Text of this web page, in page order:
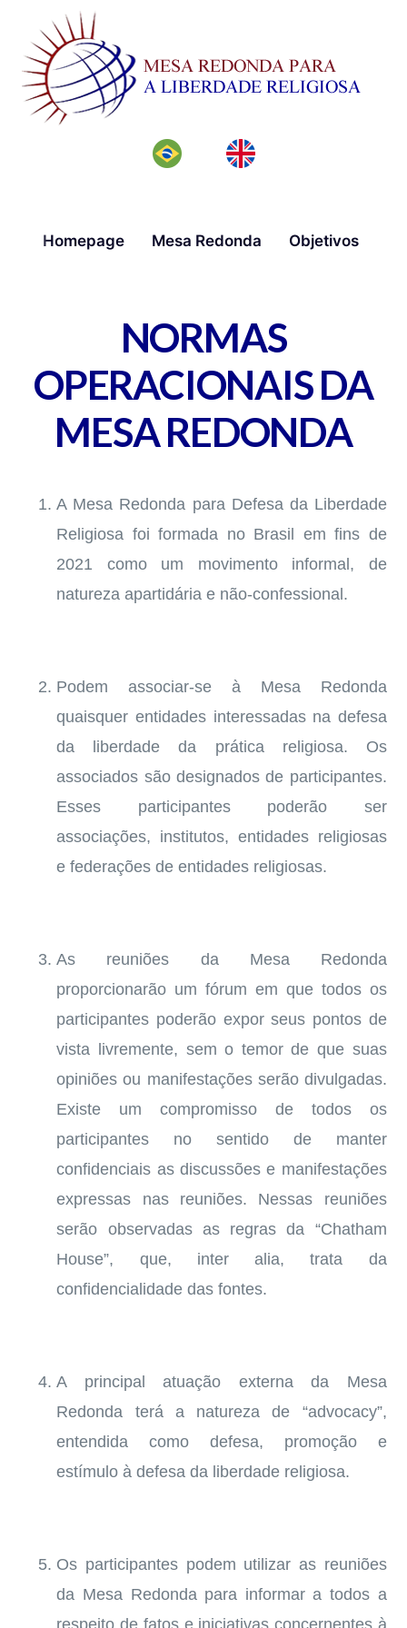
Homepage Mesa Redonda Objetivos
NORMAS
OPERACIONAIS DA
MESA REDONDA
A Mesa Redonda para Defesa da Liberdade
Religiosa foi formada no Brasil em fins de
2021 como um movimento informal, de
natureza apartidária e não-confessional.
Podem associar-se à Mesa Redonda
quaisquer entidades interessadas na defesa
da liberdade da prática religiosa. Os
associados são designados de participantes.
Esses participantes poderão ser
associações, institutos, entidades religiosas
e federações de entidades religiosas.
As reuniões da Mesa Redonda
proporcionarão um fórum em que todos os
participantes poderão expor seus pontos de
vista livremente, sem o temor de que suas
opiniões ou manifestações serão divulgadas.
Existe um compromisso de todos os
participantes no sentido de manter
confidenciais as discussões e manifestações
expressas nas reuniões. Nessas reuniões
serão observadas as regras da “Chatham
House”, que, inter alia, trata da
confidencialidade das fontes.
A principal atuação externa da Mesa
Redonda terá a natureza de “advocacy”,
entendida como defesa, promoção e
estímulo à defesa da liberdade religiosa.
Os participantes podem utilizar as reuniões
da Mesa Redonda para informar a todos a
respeito de fatos e iniciativas concernentes à